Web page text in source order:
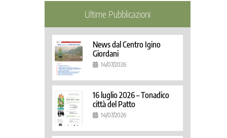
Ultime Pubblicazioni
News dal Centro Igino
Giordani
14/07/2026
16 luglio 2026 – Tonadico
città del Patto
14/07/2026